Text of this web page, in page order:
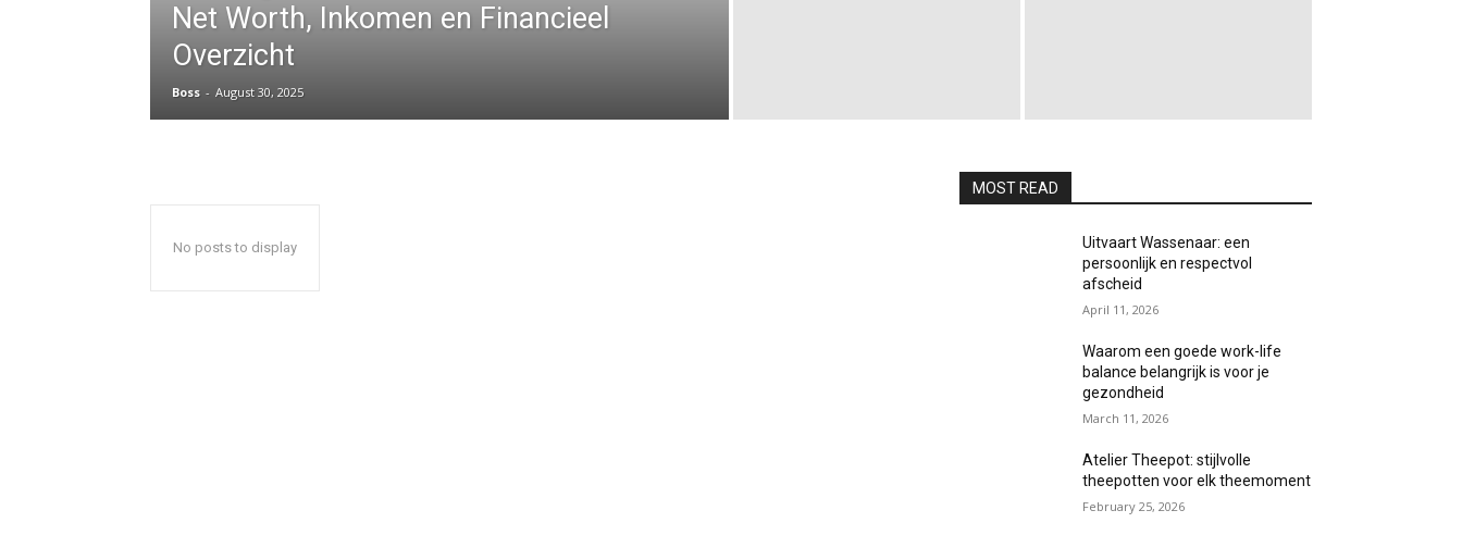
Net Worth, Inkomen en Financieel
Overzicht
Boss - August 30, 2025
No posts to display
MOST READ
Uitvaart Wassenaar: een
persoonlijk en respectvol
afscheid
April 11, 2026
Waarom een goede work-life
balance belangrijk is voor je
gezondheid
March 11, 2026
Atelier Theepot: stijlvolle
theepotten voor elk theemoment
February 25, 2026